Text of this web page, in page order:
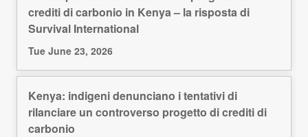
crediti di carbonio in Kenya – la risposta di
Survival International
Tue June 23, 2026
Kenya: indigeni denunciano i tentativi di
rilanciare un controverso progetto di crediti di
carbonio